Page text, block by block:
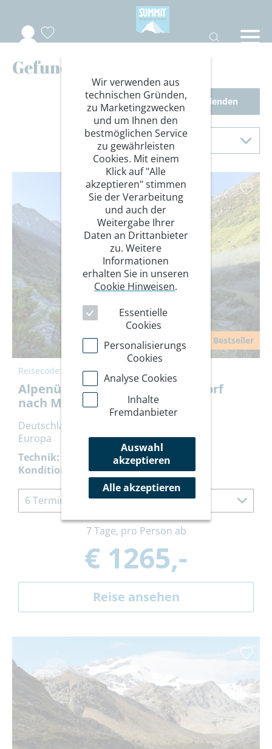
Gefundene Reisen
Filter einblenden
Sortierung
Sortieren nach
Bestseller
Reisecode: AQOBE
Alpenüberquerung E5: Oberstdorf
nach Meran
Deutschland, Italien Alpen, Österreich
Europa
Technik:
Kondition:
6 Termine à 7 Tage
7 Tage, pro Person ab
€ 1265,-
Reise ansehen
Wir verwenden aus
technischen Gründen,
zu Marketingzwecken
und um Ihnen den
bestmöglichen Service
zu gewährleisten
Cookies. Mit einem
Klick auf "Alle
akzeptieren" stimmen
Sie der Verarbeitung
und auch der
Weitergabe Ihrer
Daten an Drittanbieter
zu. Weitere
Informationen
erhalten Sie in unseren
Cookie Hinweisen.
Essentielle
Cookies
Personalisierungs
Cookies
Analyse Cookies
Inhalte
Fremdanbieter
Auswahl
akzeptieren
Alle akzeptieren